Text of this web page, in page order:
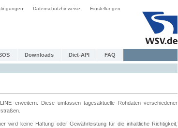
Datenschutzhinweise Einstellungen
Downloads Dict-API FAQ
erweitern. Diese umfassen tagesaktuelle Rohdaten verschiedener
wird keine Haftung oder Gewährleistung für die inhaltliche Richtigkeit,